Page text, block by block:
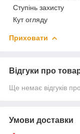
Ступінь захисту
Кут огляду
Приховати
Відгуки про
Ще немає відгуків
Умови доставки